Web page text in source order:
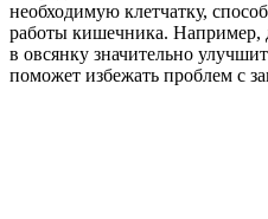
необходимую клетчатку,
работы кишечника. Например,
в овсянку значительно
поможет избежать проблем с